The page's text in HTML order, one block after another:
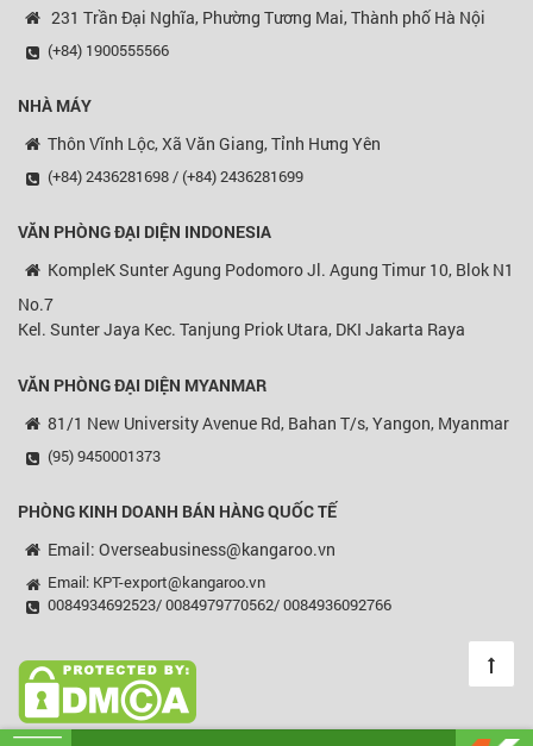
231 Trần Đại Nghĩa, Phường Tương Mai, Thành phố Hà Nội
(+84) 1900555566
NHÀ MÁY
Thôn Vĩnh Lộc, Xã Văn Giang, Tỉnh Hưng Yên
(+84) 2436281698 / (+84) 2436281699
VĂN PHÒNG ĐẠI DIỆN INDONESIA
KompleK Sunter Agung Podomoro Jl. Agung Timur 10, Blok N1
No.7
Kel. Sunter Jaya Kec. Tanjung Priok Utara, DKI Jakarta Raya
VĂN PHÒNG ĐẠI DIỆN MYANMAR
81/1 New University Avenue Rd, Bahan T/s, Yangon, Myanmar
(95) 9450001373
PHÒNG KINH DOANH BÁN HÀNG QUỐC TẾ
Email: Overseabusiness@kangaroo.vn
Email: KPT-export@kangaroo.vn
0084934692523/ 0084979770562/ 0084936092766